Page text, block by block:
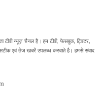
न्यूज़ चैनल है। हम टीवी, फेसबुक, ट्विटर,
एवं तेज खबरें उपलब्ध करवाते है। हमसे संवाद